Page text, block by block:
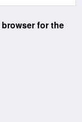
for the